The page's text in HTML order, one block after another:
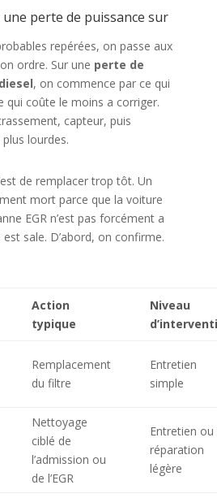
perte de puissance sur
repérées, on passe aux
ordre. Sur une perte de
, on commence par ce qui
qui coûte le moins a corriger.
capteur, puis
lourdes.
de remplacer trop tôt. Un
mort parce que la voiture
EGR n’est pas forcément a
est sale. D’abord, on confirme.
Action
typique
Niveau
Remplacement
du filtre
Entretien
simple
Nettoyage
ciblé de
l’admission ou
de l’EGR
Entretien ou
réparation
légère